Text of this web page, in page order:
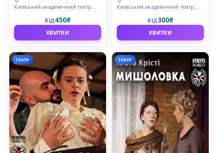
Київський академічний театр
ВІД450₴
КВИТКИ
Київський академічний театр
ВІД300₴
КВИТКИ
ТЕАТР ТЕАТР